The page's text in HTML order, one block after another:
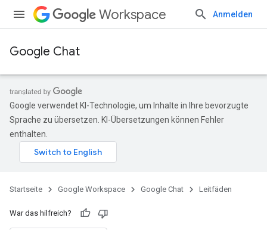
Workspace Anmelden
Google Chat
Google verwendet KI-Technologie, um Inhalte in Ihre bevorzugte
Sprache zu übersetzen. KI-Übersetzungen können Fehler
enthalten.
Startseite Google Workspace Google Chat Leitfäden
War das hilfreich?